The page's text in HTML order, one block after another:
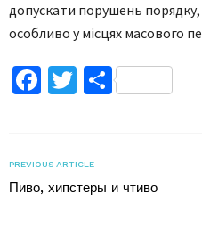
допускати порушень
особливо у місцях масового
Facebook
Twitter
PREVIOUS ARTICLE
Пиво, хипстеры и чтиво